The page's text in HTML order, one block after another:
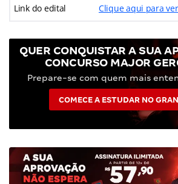
Link do edital Clique aqui para
QUER CONQUISTAR A SUA
CONCURSO MAJOR
Prepare-se com quem mais
COMECE A ESTUDAR NO